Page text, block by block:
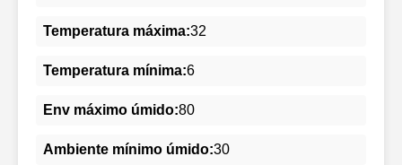
Temperatura máxima:32
Temperatura mínima:6
Env máximo úmido:80
Ambiente mínimo úmido:30